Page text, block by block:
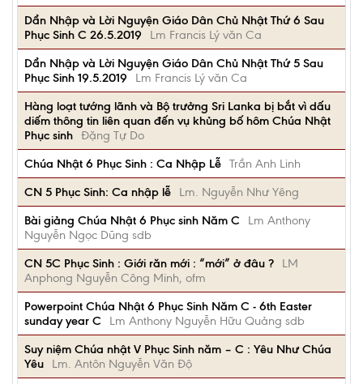
Dẩn Nhập và Lời Nguyện Giáo Dân Chủ Nhật Thứ 6 Sau
Phục Sinh C 26.5.2019
Lm Francis Lý văn Ca
Dẩn Nhập và Lời Nguyện Giáo Dân Chủ Nhật Thứ 5 Sau
Phục Sinh 19.5.2019
Lm Francis Lý văn Ca
Hàng loạt tướng lãnh và Bộ trưởng Sri Lanka bị bắt vì dấu
diếm thông tin liên quan đến vụ khủng bố hôm Chúa Nhật
Phục sinh Đặng Tự Do
Chúa Nhật 6 Phục Sinh : Ca Nhập Lễ Trần Anh Linh
CN 5 Phục Sinh: Ca nhập lễ
Lm. Nguyễn Như Yêng
Bài giảng Chúa Nhật 6 Phục sinh Năm C
Lm Anthony
Nguyễn Ngọc Dũng sdb
CN 5C Phục Sinh : Giới răn mới : “mới” ở đâu ?
LM
Anphong Nguyễn Công Minh, ofm
Powerpoint Chúa Nhật 6 Phục Sinh Năm C - 6th Easter
sunday year C
Lm Anthony Nguyễn Hữu Quảng sdb
Suy niệm Chúa nhật V Phục Sinh năm – C : Yêu Như Chúa
Yêu
Lm. Antôn Nguyễn Văn Độ